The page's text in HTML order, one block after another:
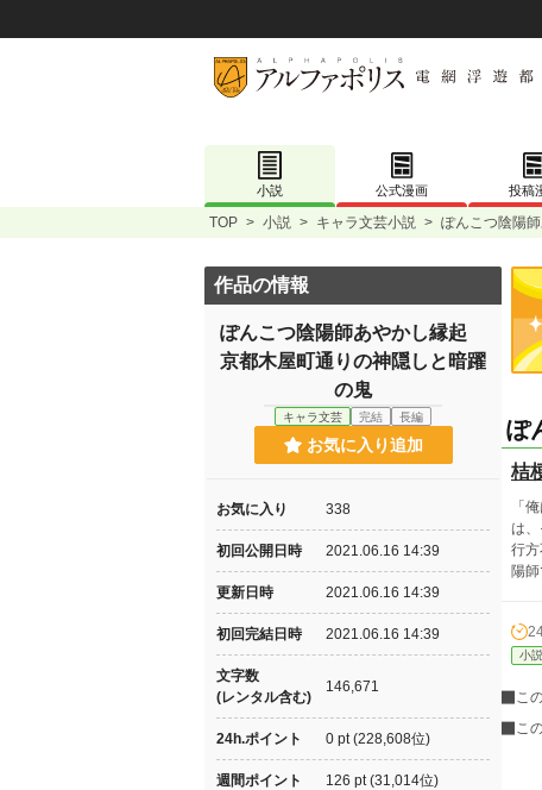
小説 公式漫画 投稿
TOP > 小説 > キャラ文芸小説 > ぽんこつ陰陽
ぽ
桔
「
は
行
陽
小説
こ
こ
作品の情報
ぽんこつ陰陽師あやかし縁起
京都木屋町通りの神隠しと暗躍
の鬼
キャラ文芸 完結 長編
お気に入り追加
お気に入り 338
初回公開日時 2021.06.16 14:39
更新日時 2021.06.16 14:39
初回完結日時 2021.06.16 14:39
文字数
(レンタル含む)
146,671
24h.ポイント 0 pt (228,608位)
週間ポイント 126 pt (31,014位)